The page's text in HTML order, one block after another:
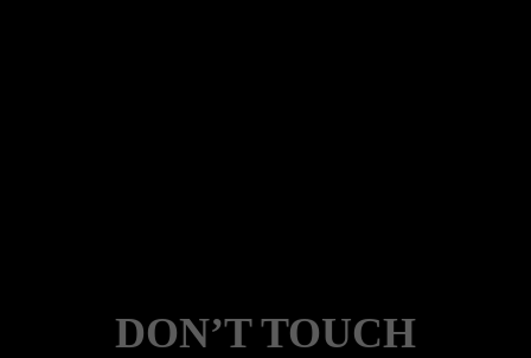
DON’T TOUCH